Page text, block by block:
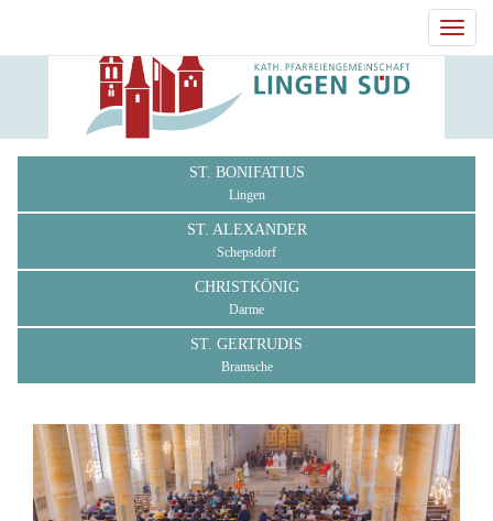
ST. BONIFATIUS
Lingen
ST. ALEXANDER
Schepsdorf
CHRISTKÖNIG
Darme
ST. GERTRUDIS
Bramsche